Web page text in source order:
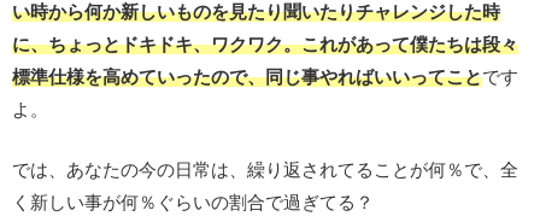
い時から何か新しいものを見たり聞いたりチャレンジした時
に、ちょっとドキドキ、ワクワク。これがあって僕たちは段々
標準仕様を高めていったので、同じ事やればいいってことです
よ。
では、あなたの今の日常は、繰り返されてることが何％で、全
く新しい事が何％ぐらいの割合で過ぎてる？